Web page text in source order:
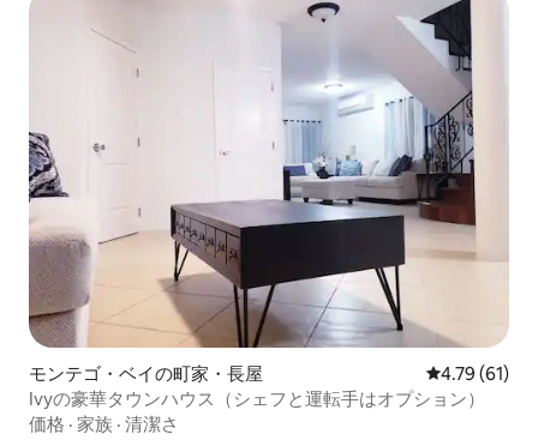
モンテゴ・ベイの町家・長屋 レビュー61
4.79 (61)
Ivyの豪華タウンハウス（シェフと運転手はオプション）
価格 · 家族 · 清潔さ